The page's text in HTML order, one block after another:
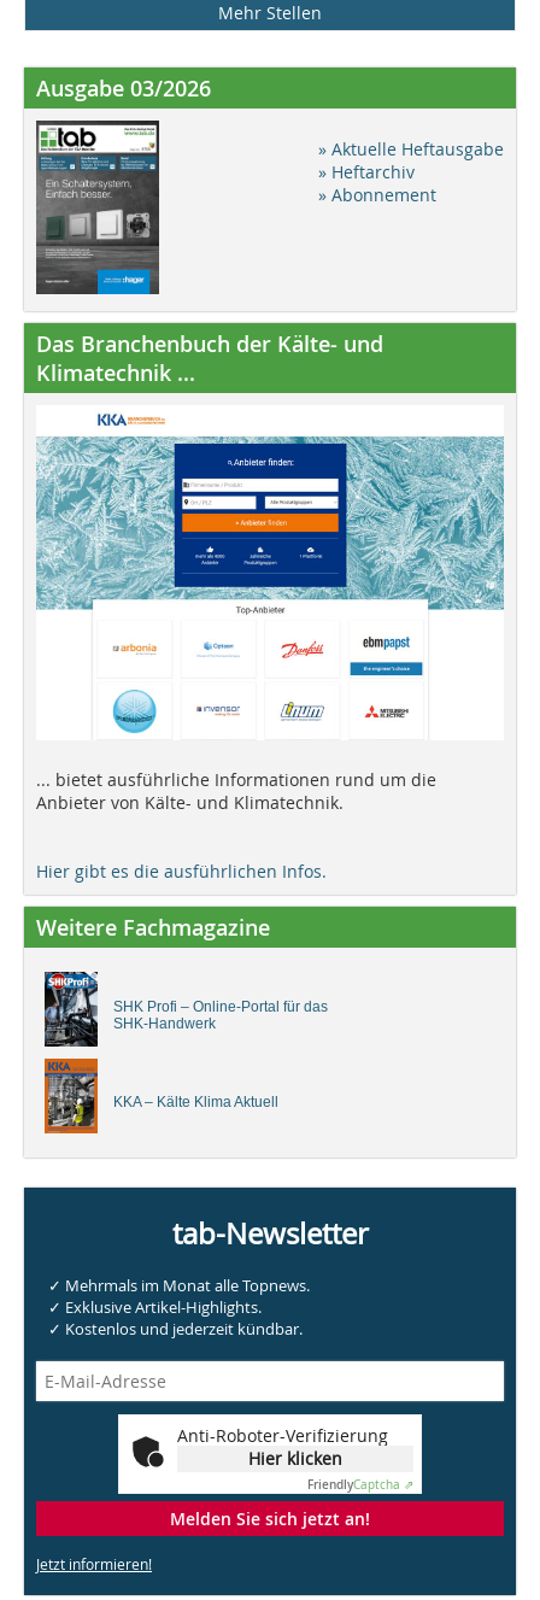
Mehr Stellen
Ausgabe 03/2026
» Aktuelle Heftausgabe
» Heftarchiv
» Abonnement
Das Branchenbuch der Kälte- und
Klimatechnik ...
... bietet ausführliche Informationen rund um die
Anbieter von Kälte- und Klimatechnik.
Hier gibt es die ausführlichen Infos.
Weitere Fachmagazine
SHK Profi – Online-Portal für das
SHK-Handwerk
KKA – Kälte Klima Aktuell
tab-Newsletter
✓ Mehrmals im Monat alle Topnews.
✓ Exklusive Artikel-Highlights.
✓ Kostenlos und jederzeit kündbar.
Anti-Roboter-Verifizierung
Hier klicken
FriendlyCaptcha ⇗
Melden Sie sich jetzt an!
Jetzt informieren!